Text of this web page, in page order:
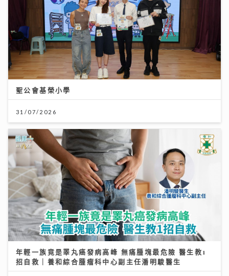
聖公會基榮小學
31/07/2026
年輕一族竟是睪丸癌發病高峰 無痛腫塊最危險 醫生教1
招自救｜養和綜合腫瘤科中心副主任潘明駿醫生